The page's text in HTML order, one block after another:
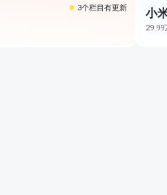
3个栏目有更新 小
29.99